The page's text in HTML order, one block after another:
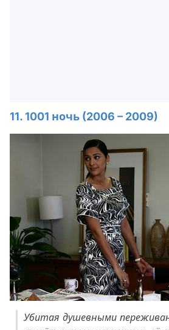
11. 1001 ночь (2006 – 2009)
Убитая душевными